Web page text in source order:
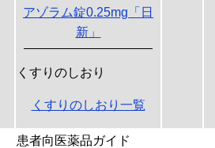
アゾラム錠0.25mg「日
新」
くすりのしおり
くすりのしおり一覧
患者向医薬品ガイド